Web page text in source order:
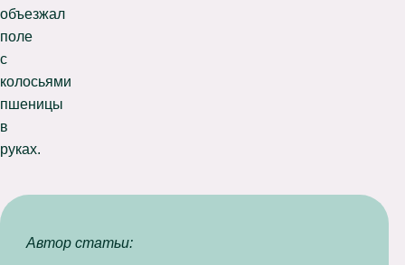
объезжал
поле
с
колосьями
пшеницы
в
руках.
Автор статьи: